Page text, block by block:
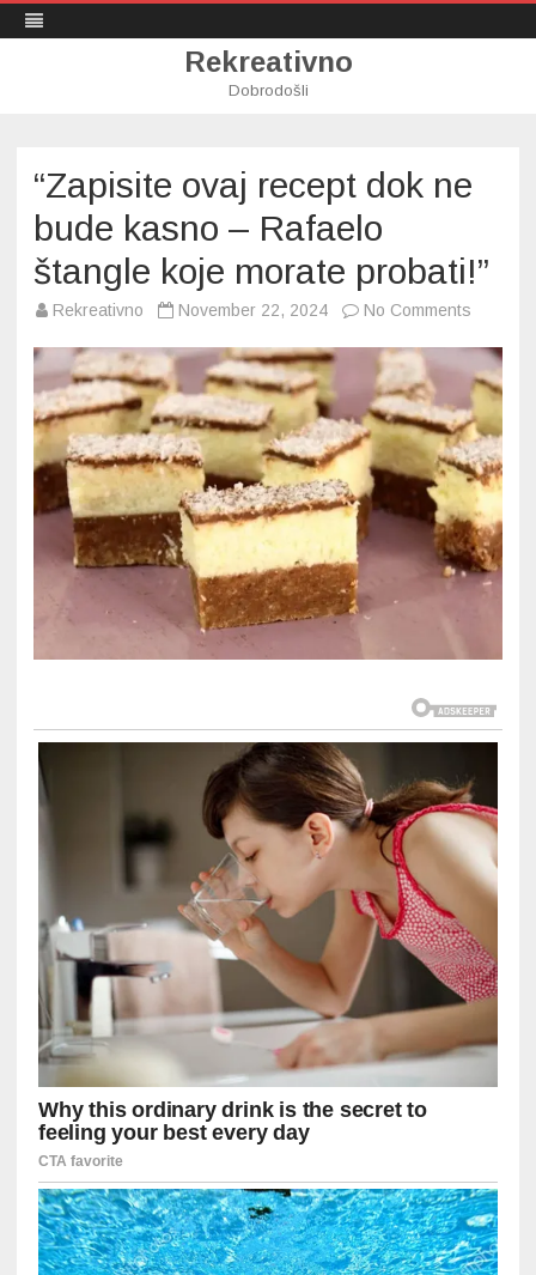
Rekreativno
Dobrodošli
“Zapisite ovaj recept dok ne
bude kasno – Rafaelo
štangle koje morate probati!”
Rekreativno November 22, 2024 No Comments
recept
dok
ne
bude
kasno
–
Rafaelo
štangle
koje
morate
probati!”